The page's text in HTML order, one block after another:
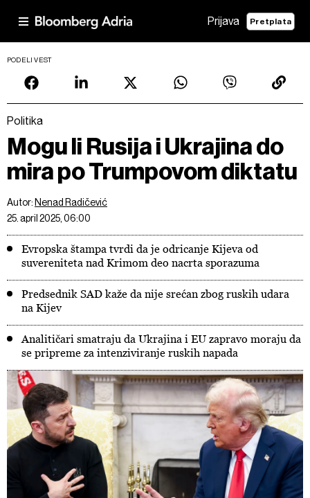
Prijava Pretplata
PODELI VEST
Politika
Mogu li Rusija i Ukrajina do
mira po Trumpovom diktatu
Autor: Nenad Radičević
25. april 2025, 06:00
Evropska štampa tvrdi da je odricanje Kijeva od
suvereniteta nad Krimom deo nacrta sporazuma
Predsednik SAD kaže da nije srećan zbog ruskih udara
na Kijev
Analitičari smatraju da Ukrajina i EU zapravo moraju da
se pripreme za intenziviranje ruskih napada